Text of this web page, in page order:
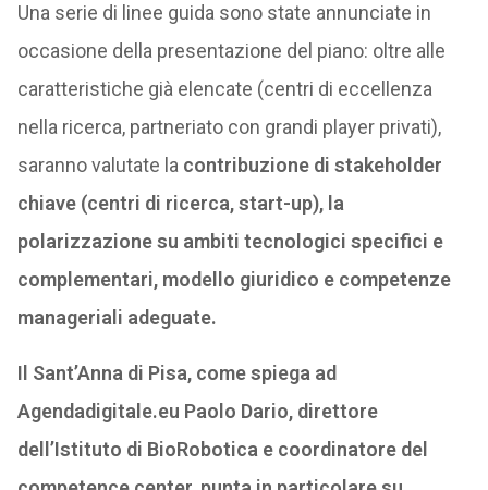
Una serie di linee guida sono state annunciate in
occasione della presentazione del piano: oltre alle
caratteristiche già elencate (centri di eccellenza
nella ricerca, partneriato con grandi player privati),
saranno valutate la contribuzione di stakeholder
chiave (centri di ricerca, start-up), la
polarizzazione su ambiti tecnologici specifici e
complementari, modello giuridico e competenze
manageriali adeguate.
Il Sant’Anna di Pisa, come spiega ad
Agendadigitale.eu Paolo Dario, direttore
dell’Istituto di BioRobotica e coordinatore del